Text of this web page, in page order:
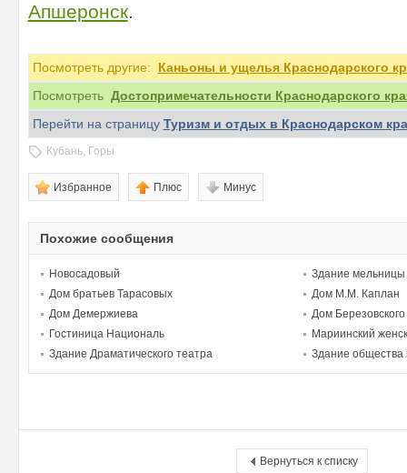
Апшеронск.
Посмотреть другие: Каньоны и ущелья Краснодарского
Посмотреть Достопримечательности Краснодарского
Перейти на страницу Туризм и отдых в Краснодарском
Кубань, Горы
Избранное Плюс Минус
Похожие сообщения
Новосадовый
Здание мельницы
Дом братьев Тарасовых
Дом М.М. Каплан
Дом Демержиева
Дом Березовского
Гостиница Националь
Мариинский
Здание Драматического театра
Здание общества
Вернуться к списку